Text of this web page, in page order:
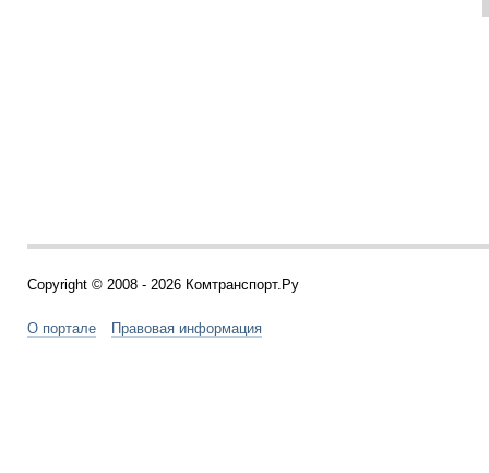
Copyright © 2008 - 2026 Комтранспорт.Ру
О портале Правовая информация